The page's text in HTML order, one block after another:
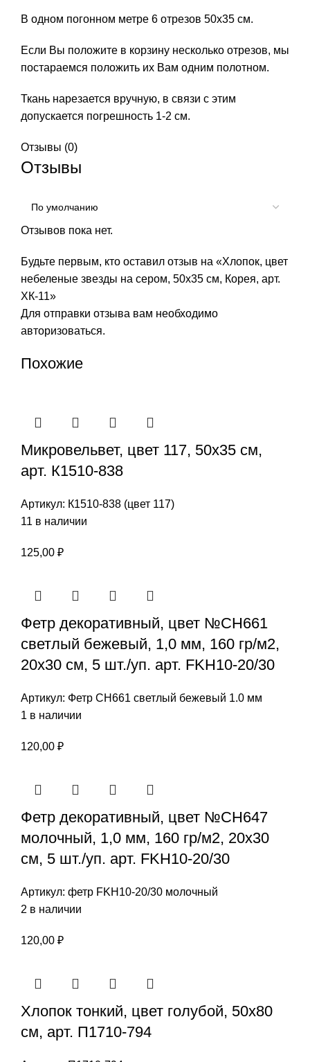
В одном погонном метре 6 отрезов 50х35 см.
Если Вы положите в корзину несколько отрезов, мы
постараемся положить их Вам одним полотном.
Ткань нарезается вручную, в связи с этим
допускается погрешность 1-2 см.
Отзывы (0)
Отзывы
Отзывов пока нет.
Будьте первым, кто оставил отзыв на «Хлопок, цвет
небеленые звезды на сером, 50х35 см, Корея, арт.
ХК-11»
Для отправки отзыва вам необходимо
авторизоваться.
Похожие
Микровельвет, цвет 117, 50х35 см,
арт. К1510-838
Артикул: К1510-838 (цвет 117)
11 в наличии
125,00 ₽
Фетр декоративный, цвет №СН661
светлый бежевый, 1,0 мм, 160 гр/м2,
20х30 см, 5 шт./уп. арт. FKH10-20/30
Артикул: Фетр СН661 светлый бежевый 1.0 мм
1 в наличии
120,00 ₽
Фетр декоративный, цвет №СН647
молочный, 1,0 мм, 160 гр/м2, 20х30
см, 5 шт./уп. арт. FKH10-20/30
Артикул: фетр FKH10-20/30 молочный
2 в наличии
120,00 ₽
Хлопок тонкий, цвет голубой, 50х80
см, арт. П1710-794